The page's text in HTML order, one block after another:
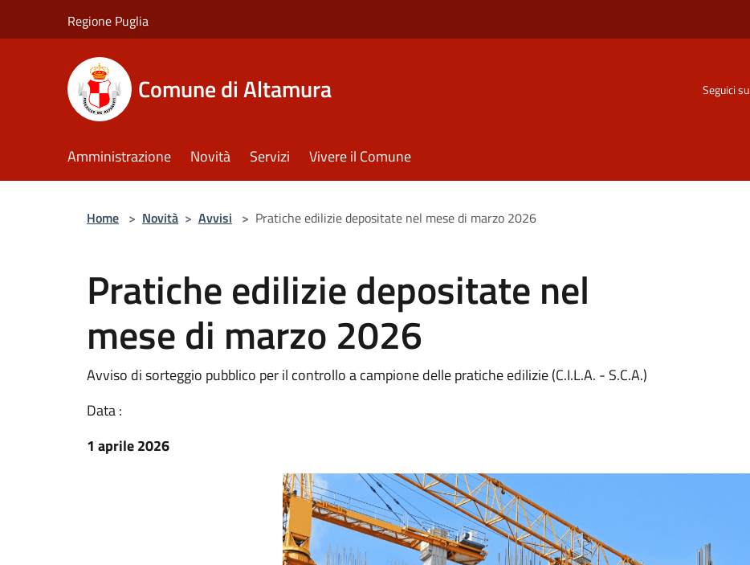
Regione Puglia
Comune di Altamura Seguici su
Amministrazione Novità Servizi Vivere il Comune
Home > Novità > Avvisi > Pratiche edilizie depositate nel mese di marzo 2026
Pratiche edilizie depositate nel
mese di marzo 2026
Avviso di sorteggio pubblico per il controllo a campione delle pratiche edilizie (C.I.L.A. - S.C.A.)
Data :
1 aprile 2026